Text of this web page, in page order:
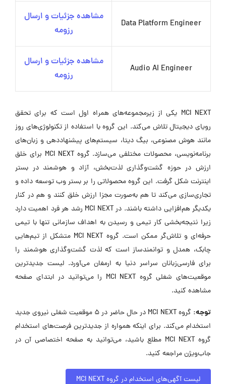
Data Platform Engineer
مشاهده جزئیات و ارسال
رزومه
Audio AI Engineer
مشاهده جزئیات و ارسال
رزومه
MCI NEXT یکی از زیرمجموعه‌های همراه اول است که برای تحقق
رویای دیجیتال تلاش می‌کند. این گروه با استفاده از تکنولوژی‌های روز
مانند هوش مصنوعی، بیگ دیتا، سیستم‌های پیشنهاددهی و زبان‌های
برنامه‌نویسی، محصولات مختلفی می‌سازد. گروه MCI NEXT برای خلق
ارزش در حوزه گشت‌وگذاری لذت‌بخش، آزاد و هوشمند در بستر
اینترنت شکل گرفت. این گروه محصولاتی را بر بستر وب توسعه داده و
تجاری‌سازی می‌کند تا هم به‌صورت مجزا ارزش خلق کنند و هم در کنار
یکدیگر هم‌افزایی داشته باشند. در MCI NEXT رشد هر فرد اهمیت دارد
زیرا نتیجه‌بخشی کار تیمی و رسیدن به اهداف سازمانی تنها با تیمی
حرفه‌ای و تلاش‌گر ممکن است. گروه MCI NEXT متشکل از تیم‌هایی
چابک، همدل و توانمندساز است که لذت گشت‌وگذاری هوشمند را
برای فارسی‌زبانان سراسر دنیا به ارمغان می‌آورد. لیست جدیدترین
موقعیت‌های شغلی گروه MCI NEXT را می‌توانید در ابتدای صفحه
مشاهده کنید.
توجه:
گروه MCI NEXT در حال حاضر در ۵ موقعیت شغلی نیروی جدید
استخدام می‌کند. برای اینکه همواره از جدیدترین فرصت‌های استخدام
گروه MCI NEXT مطلع باشید، می‌توانید به صفحه اختصاصی آن در
جاب‌ویژن مراجعه کنید.
لیست آگهی‌های استخدام در گروه MCI NEXT